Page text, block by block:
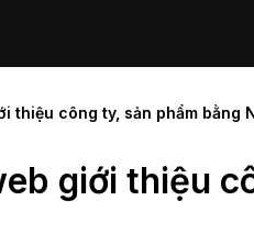
thiệu công ty, sản phẩm bằng
giới thiệu